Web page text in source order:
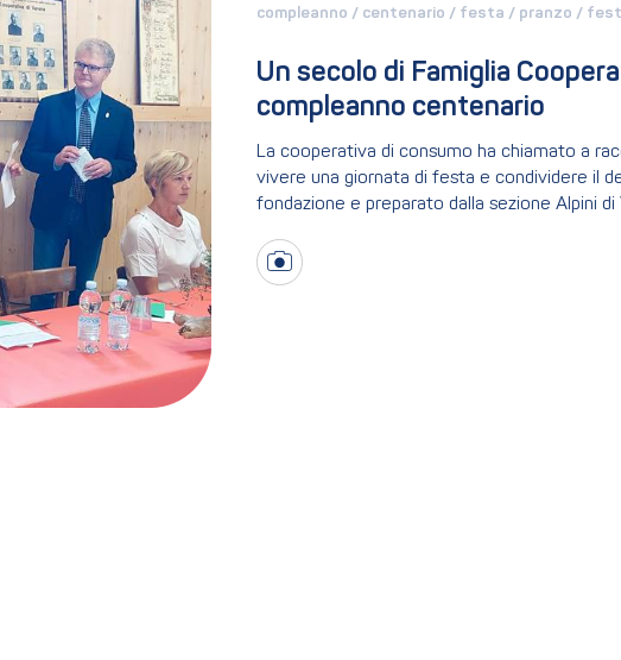
compleanno / centenario / festa / pranzo /
Un secolo di Famiglia
compleanno centenario
La cooperativa di consumo ha chiamato a
vivere una giornata di festa e condividere il
fondazione e preparato dalla sezione Alpini di